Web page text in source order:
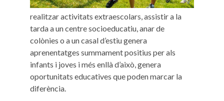
realitzar activitats extraescolars, assistir a la
tarda a un centre socioeducatiu, anar de
colònies o a un casal d’estiu genera
aprenentatges summament positius per als
infants i joves i més enllà d’això, genera
oportunitats educatives que poden marcar la
diferència.